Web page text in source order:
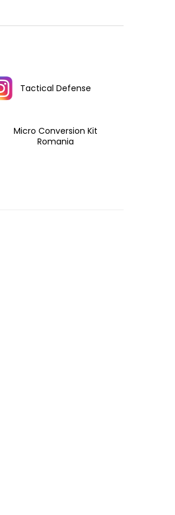
Tactical Defense
Micro Conversion Kit
Romania